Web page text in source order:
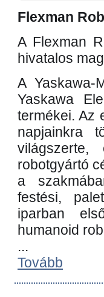
Flexman
A Flexman
hivatalos
A Yaskawa-
Yaskawa
termékei. Az
napjainkra
robotgyártó
a
festési,
iparban
humanoid
...
Tovább